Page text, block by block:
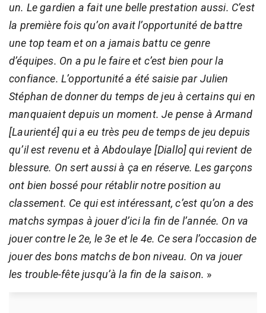
un. Le gardien a fait une belle prestation aussi. C’est
la première fois qu’on avait l’opportunité de battre
une top team et on a jamais battu ce genre
d’équipes. On a pu le faire et c’est bien pour la
confiance. L’opportunité a été saisie par Julien
Stéphan de donner du temps de jeu à certains qui en
manquaient depuis un moment. Je pense à Armand
[Laurienté] qui a eu très peu de temps de jeu depuis
qu’il est revenu et à Abdoulaye [Diallo] qui revient de
blessure. On sert aussi à ça en réserve. Les garçons
ont bien bossé pour rétablir notre position au
classement. Ce qui est intéressant, c’est qu’on a des
matchs sympas à jouer d’ici la fin de l’année. On va
jouer contre le 2e, le 3e et le 4e. Ce sera l’occasion de
jouer des bons matchs de bon niveau. On va jouer
les trouble-fête jusqu’à la fin de la saison. »